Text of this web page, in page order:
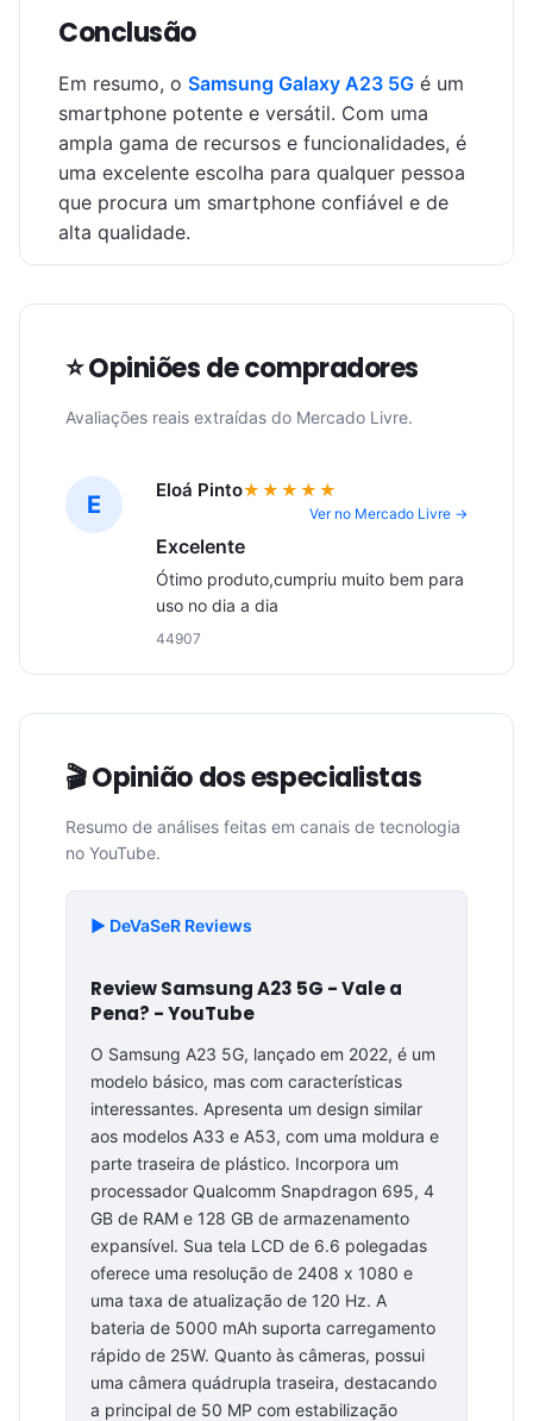
Conclusão
Em resumo, o Samsung Galaxy A23 5G é um
smartphone potente e versátil. Com uma
ampla gama de recursos e funcionalidades, é
uma excelente escolha para qualquer pessoa
que procura um smartphone confiável e de
alta qualidade.
⭐ Opiniões de compradores
Avaliações reais extraídas do Mercado Livre.
E Eloá Pinto★★★★★
Ver no Mercado Livre →
Excelente
Ótimo produto,cumpriu muito bem para
uso no dia a dia
44907
🎬 Opinião dos especialistas
Resumo de análises feitas em canais de tecnologia
no YouTube.
▶️ DeVaSeR Reviews
Review Samsung A23 5G - Vale a
Pena? - YouTube
O Samsung A23 5G, lançado em 2022, é um
modelo básico, mas com características
interessantes. Apresenta um design similar
aos modelos A33 e A53, com uma moldura e
parte traseira de plástico. Incorpora um
processador Qualcomm Snapdragon 695, 4
GB de RAM e 128 GB de armazenamento
expansível. Sua tela LCD de 6.6 polegadas
oferece uma resolução de 2408 x 1080 e
uma taxa de atualização de 120 Hz. A
bateria de 5000 mAh suporta carregamento
rápido de 25W. Quanto às câmeras, possui
uma câmera quádrupla traseira, destacando
a principal de 50 MP com estabilização